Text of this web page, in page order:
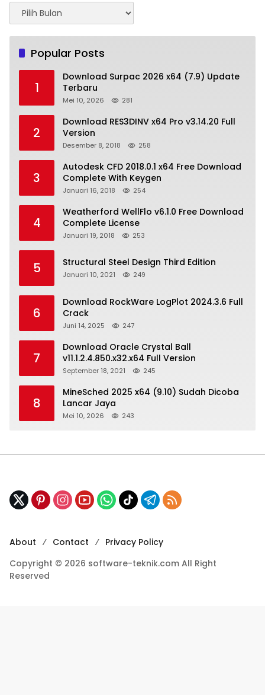
Arsip
Popular Posts
1
Download Surpac 2026 x64 (7.9) Update
Terbaru
Mei 10, 2026 281
2
Download RES3DINV x64 Pro v3.14.20 Full
Version
Desember 8, 2018 258
3
Autodesk CFD 2018.0.1 x64 Free Download
Complete With Keygen
Januari 16, 2018 254
4
Weatherford WellFlo v6.1.0 Free Download
Complete License
Januari 19, 2018 253
5 Structural Steel Design Third Edition
Januari 10, 2021 249
6
Download RockWare LogPlot 2024.3.6 Full
Crack
Juni 14, 2025 247
7
Download Oracle Crystal Ball
v11.1.2.4.850.x32.x64 Full Version
September 18, 2021 245
8
MineSched 2025 x64 (9.10) Sudah Dicoba
Lancar Jaya
Mei 10, 2026 243
About Contact
Privacy Policy
Copyright © 2026 software-teknik.com All Right
Reserved